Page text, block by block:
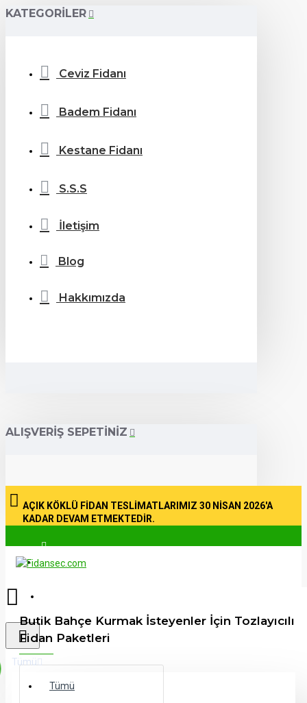
KATEGORILER
Ceviz Fidanı
Badem Fidanı
Kestane Fidanı
S.S.S
İletişim
Blog
Hakkımızda
ALIŞVERIŞ SEPETINIZ
AÇIK KÖKLÜ FİDAN TESLİMATLARIMIZ 30 NİSAN 2026'A
KADAR DEVAM ETMEKTEDİR.
Üye Girişi
Tümü
Tümü
Butik Bahçe Kurmak İsteyenler İçin Tozlayıcılı
Fidan Paketleri